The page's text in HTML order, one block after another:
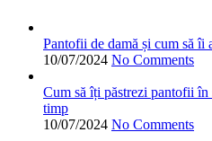
produsului.
Pantofii de damă și cum să îi
10/07/2024 No Comments
Cum să îți păstrezi pantofii
timp
10/07/2024 No Comments